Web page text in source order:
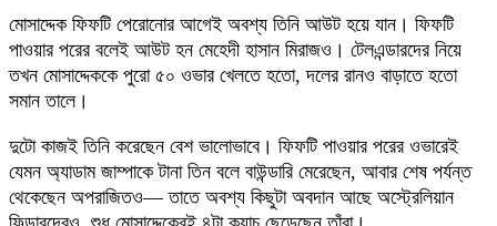
মোসাদ্দেক ফিফটি পেরোনোর আগেই অবশ্য তিনি আউট হয়ে যান। ফিফটি
পাওয়ার পরের বলেই আউট হন মেহেদী হাসান মিরাজও। টেলএন্ডারদের নিয়ে
তখন মোসাদ্দেককে পুরো ৫০ ওভার খেলতে হতো, দলের রানও বাড়াতে হতো
সমান তালে।
দুটো কাজই তিনি করেছেন বেশ ভালোভাবে। ফিফটি পাওয়ার পরের ওভারেই
যেমন অ্যাডাম জাম্পাকে টানা তিন বলে বাউন্ডারি মেরেছেন, আবার শেষ পর্যন্ত
থেকেছেন অপরাজিতও— তাতে অবশ্য কিছুটা অবদান আছে অস্ট্রেলিয়ান